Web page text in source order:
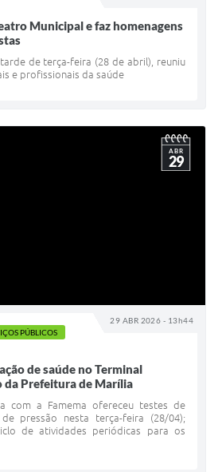
Municipal e faz homenagens
de terça-feira (28 de abril), reuniu
e profissionais da saúde
29 ABR 2026 - 13h44
ABR
29
PÚBLICOS
de saúde no Terminal
da Prefeitura de Marília
com a Famema ofereceu testes de
pressão nesta terça-feira (28/04);
de atividades periódicas para os